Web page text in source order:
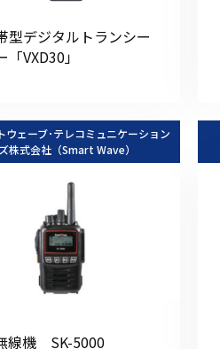
型デジタルトランシー
「VXD30」
ウェーブ･テレコミュニケーション
ズ株式会社（Smart Wave）
線機 SK-5000